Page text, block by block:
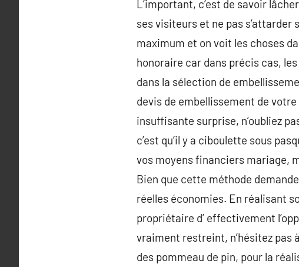
L’important, c’est de savoir
ses visiteurs et ne pas s’attarder
maximum et on voit les choses
honoraire car dans précis cas,
dans la sélection de
devis de embellissement de
insuffisante surprise, n’oubliez
c’est qu’il y a ciboulette sous
vos moyens financiers mariage,
Bien que cette méthode
réelles économies. En réalisant
propriétaire d’ effectivement
vraiment restreint, n’hésitez pas
des pommeau de pin, pour la